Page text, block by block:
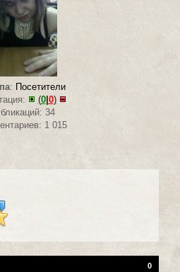
: Посетители
(0|0)
34
1 015
0